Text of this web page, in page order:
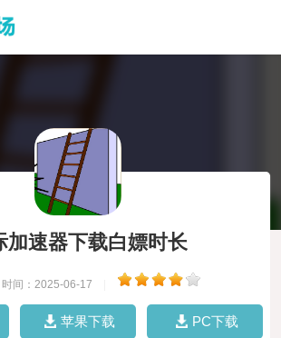
加速器下载白嫖时长
时间：2025-06-17
苹果下载 PC下载